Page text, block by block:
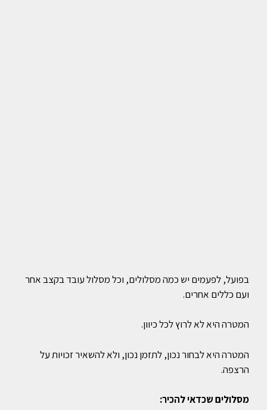
בפועל, לפעמים יש כמה מסלולים, וכל מסלול עובד בקצב אחר
ועם כללים אחרים.
המטרה היא לא לרוץ לכל כיוון.
המטרה היא לבחור נכון, לתזמן נכון, ולא להשאיר זכויות על
הרצפה.
מסלולים שכדאי להכיר: